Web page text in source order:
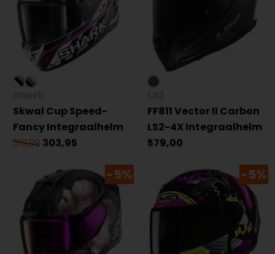
Skwal Cup Speed-
Fancy Integraalhelm
319,99 303,95
FF811 Vector II Carbon
LS2-4X Integraalhelm
579,00
-5% -5%